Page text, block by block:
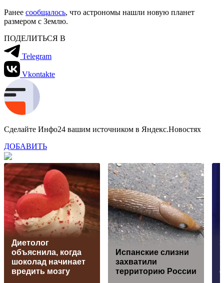
Ранее сообщалось, что астрономы нашли новую планет
размером с Землю.
ПОДЕЛИТЬСЯ В
Telegram
Vkontakte
Сделайте Инфо24 вашим источником в Яндекс.Новостях
ДОБАВИТЬ
Диетолог
объяснила, когда
шоколад начинает
вредить мозгу
Испанские слизни
захватили
территорию России